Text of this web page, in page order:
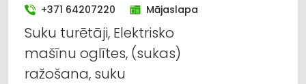
+371 64207220 Mājaslapa
Suku turētāji, Elektrisko
mašīnu oglītes, (sukas)
ražošana, suku